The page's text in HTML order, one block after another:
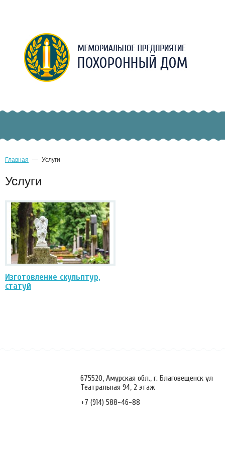
Главная — Услуги
Услуги
Изготовление скульптур,
статуй
675520, Амурская обл., г. Благовещенск ул
Театральная 94, 2 этаж
+7 (914) 588-46-88